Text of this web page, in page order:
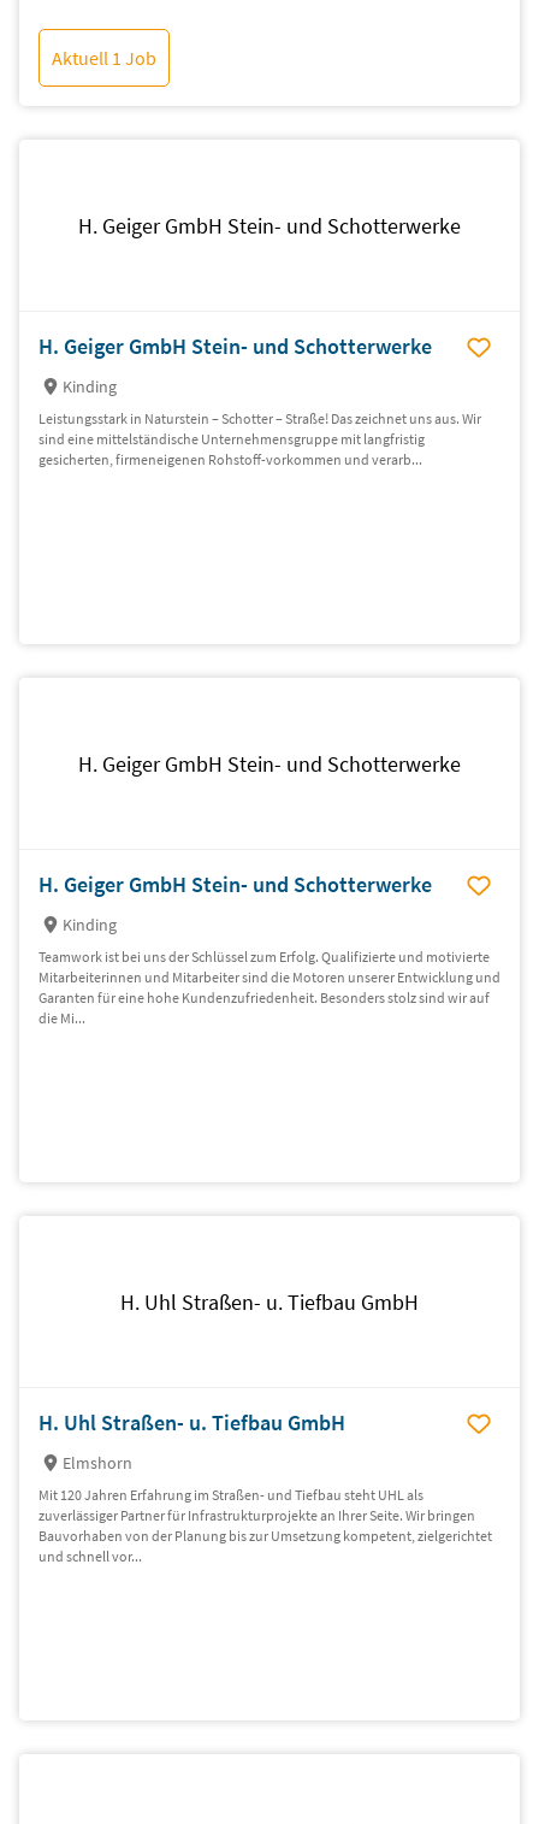
Aktuell 1 Job
H. Geiger GmbH Stein- und Schotterwerke
H. Geiger GmbH Stein- und Schotterwerke
Kinding
Leistungsstark in Naturstein – Schotter – Straße! Das zeichnet uns aus. Wir
sind eine mittel­ständische Unternehmens­gruppe mit lang­fristig
gesicherten, firmen­eigenen Rohstoff-vorkommen und verarb...
H. Geiger GmbH Stein- und Schotterwerke
H. Geiger GmbH Stein- und Schotterwerke
Kinding
Teamwork ist bei uns der Schlüssel zum Erfolg. Qualifizierte und motivierte
Mitarbeiterinnen und Mitarbeiter sind die Motoren unserer Entwicklung und
Garanten für eine hohe Kundenzufriedenheit. Besonders stolz sind wir auf
die Mi...
H. Uhl Straßen- u. Tiefbau GmbH
H. Uhl Straßen- u. Tiefbau GmbH
Elmshorn
Mit 120 Jahren Erfahrung im Straßen- und Tiefbau steht UHL als
zuverlässiger Partner für Infrastrukturprojekte an Ihrer Seite. Wir bringen
Bauvorhaben von der Planung bis zur Umsetzung kompetent, zielgerichtet
und schnell vor...